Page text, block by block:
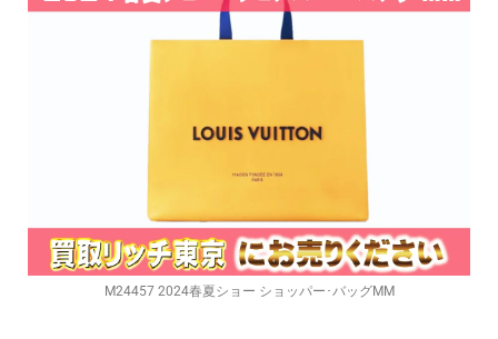
M24457 2024春夏ショー ショッパー･バッグMM